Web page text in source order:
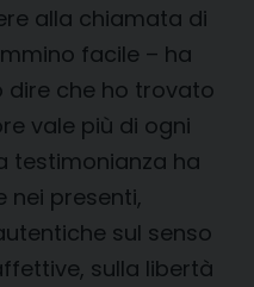
alla chiamata di
facile – ha
che ho trovato
vale più di ogni
testimonianza ha
nei presenti,
sul senso
sulla libertà